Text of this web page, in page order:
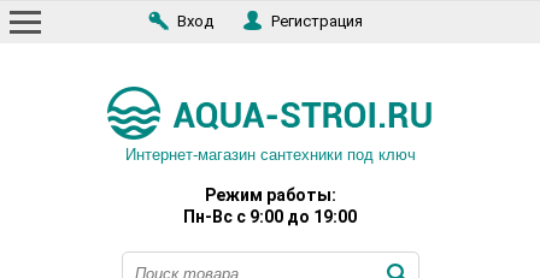
Вход Регистрация
Интернет-магазин сантехники под ключ
Режим работы:
Пн-Вс с 9:00 до 19:00